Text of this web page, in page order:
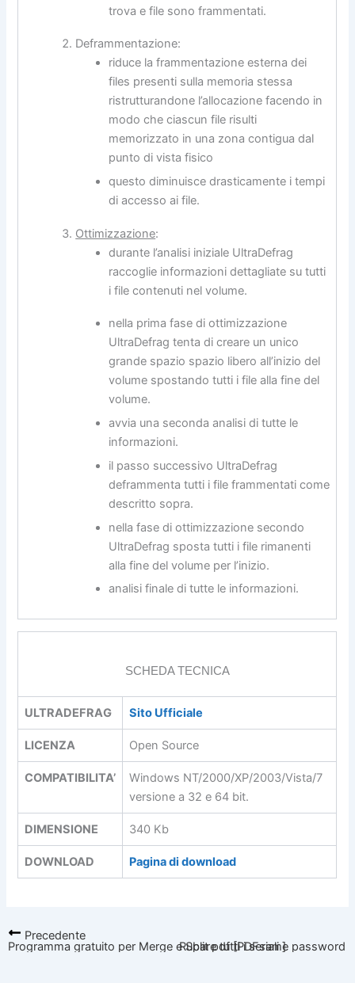
trova e file sono frammentati.
Deframmentazione:
riduce la frammentazione esterna dei
files presenti sulla memoria stessa
ristrutturandone l’allocazione facendo in
modo che ciascun file risulti
memorizzato in una zona contigua dal
punto di vista fisico
questo diminuisce drasticamente i tempi
di accesso ai file.
Ottimizzazione:
durante l’analisi iniziale UltraDefrag
raccoglie informazioni dettagliate su tutti
i file contenuti nel volume.
nella prima fase di ottimizzazione
UltraDefrag tenta di creare un unico
grande spazio spazio libero all’inizio del
volume spostando tutti i file alla fine del
volume.
avvia una seconda analisi di tutte le
informazioni.
il passo successivo UltraDefrag
deframmenta tutti i file frammentati come
descritto sopra.
nella fase di ottimizzazione secondo
UltraDefrag sposta tutti i file rimanenti
alla fine del volume per l’inizio.
analisi finale di tutte le informazioni.
SCHEDA TECNICA
ULTRADEFRAG Sito Ufficiale
LICENZA Open Source
COMPATIBILITA’
Windows NT/2000/XP/2003/Vista/7
versione a 32 e 64 bit.
DIMENSIONE 340 Kb
DOWNLOAD Pagina di download
Precedente
Programma gratuito per Merge e Split pdf [PDFsam]
Rubare tutti i seriali e password